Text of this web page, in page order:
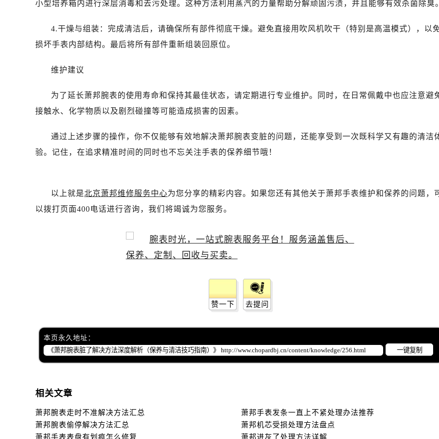
小型培养箱内进行深层消毒和去污处理。这种方法利用蒸汽的力量帮助分解顽固污渍，并且能够有效杀菌除臭。
4.干燥与组装：完成清洁后，请确保所有部件彻底干燥。避免直接用吹风机吹干（特别是高温模式），以
损坏手表内部结构。最后将所有部件重新组装回原位。
维护建议
为了延长萧邦腕表的使用寿命和保持其最佳状态，请定期进行专业维护。同时，在日常佩戴中也应注意避
接触水、化学物质以及剧烈碰撞等可能造成损害的因素。
通过上述步骤的操作，你不仅能够有效地解决萧邦腕表变脏的问题，还能享受到一次既科学又有趣的清洁
验。记住，在追求精准时间的同时也不忘关注手表的保养细节哦！
以上就是北京萧邦维修服务中心为您分享的精彩内容。如果您还有其他关于萧邦手表维护和保养的问题，
以拨打页面400电话进行咨询，我们将竭诚为您服务。
赞一下 去提问
本页永久地址：
一键复制
相关文章
萧邦腕表走时不准解决方法汇总
萧邦手表发条一直上不紧处理办法推荐
萧邦腕表偷停解决方法汇总
萧邦机芯受损处理方法盘点
萧邦手表表盘有划痕怎么修复
萧邦进灰了处理方法详解